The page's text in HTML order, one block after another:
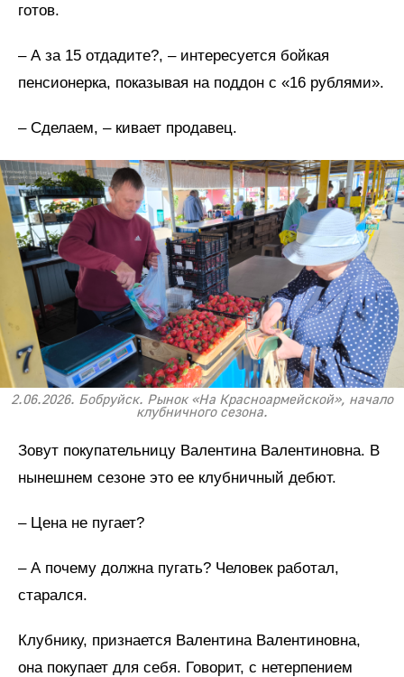
готов.
– А за 15 отдадите?, – интересуется бойкая
пенсионерка, показывая на поддон с «16 рублями».
– Сделаем, – кивает продавец.
2.06.2026. Бобруйск. Рынок «На Красноармейской», начало
клубничного сезона.
Зовут покупательницу Валентина Валентиновна. В
нынешнем сезоне это ее клубничный дебют.
– Цена не пугает?
– А почему должна пугать? Человек работал,
старался.
Клубнику, признается Валентина Валентиновна,
она покупает для себя. Говорит, с нетерпением